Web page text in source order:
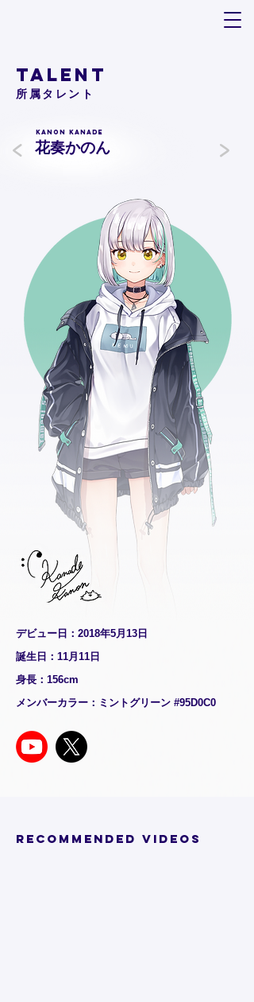
TALENT
< Kanon Kanade
花奏かのん >
デビュー日：2018年5月13日
誕生日：11月11日
身長：156cm
メンバーカラー：ミントグリーン #95D0C0
​所属タレント
RECOMMENDED VIDEOS